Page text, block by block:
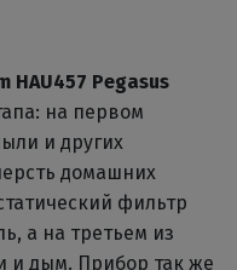
HAU457 Pegasus
на первом
и других
домашних
фильтр
а на третьем из
и дым. Прибор так же